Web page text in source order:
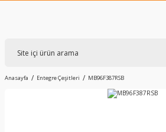
Anasayfa Entegre Çeşitleri MB96F387RSB